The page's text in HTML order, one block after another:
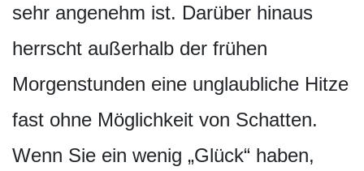
sehr angenehm ist. Darüber hinaus
herrscht außerhalb der frühen
Morgenstunden eine unglaubliche Hitze
fast ohne Möglichkeit von Schatten.
Wenn Sie ein wenig „Glück“ haben,